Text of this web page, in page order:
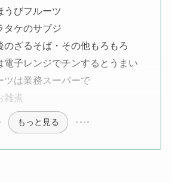
うびフルーツ
タケのサブジ
のざるそば・その他もろもろ
電子レンジでチンするとうまい
ツは業務スーパーで
雑煮
もっと見る